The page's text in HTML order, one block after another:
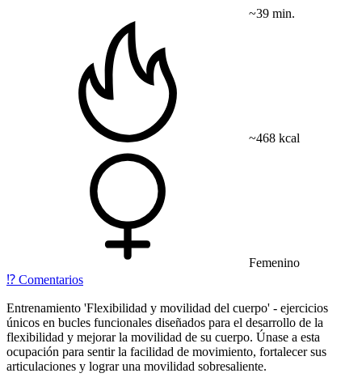
~39 min.
~468 kcal
Femenino
⁉️ Comentarios
Entrenamiento 'Flexibilidad y movilidad del cuerpo' - ejercicios
únicos en bucles funcionales diseñados para el desarrollo de la
flexibilidad y mejorar la movilidad de su cuerpo. Únase a esta
ocupación para sentir la facilidad de movimiento, fortalecer sus
articulaciones y lograr una movilidad sobresaliente.